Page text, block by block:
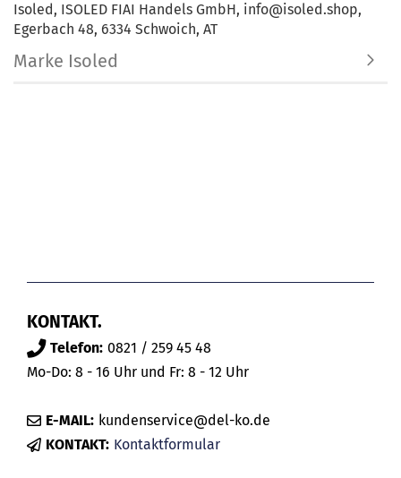
Isoled, ISOLED FIAI Handels GmbH, info@isoled.shop,
Egerbach 48, 6334 Schwoich, AT
Marke Isoled
KONTAKT.
Telefon: 0821 / 259 45 48
Mo-Do: 8 - 16 Uhr und Fr: 8 - 12 Uhr
E-MAIL: kundenservice@del-ko.de
KONTAKT: Kontaktformular